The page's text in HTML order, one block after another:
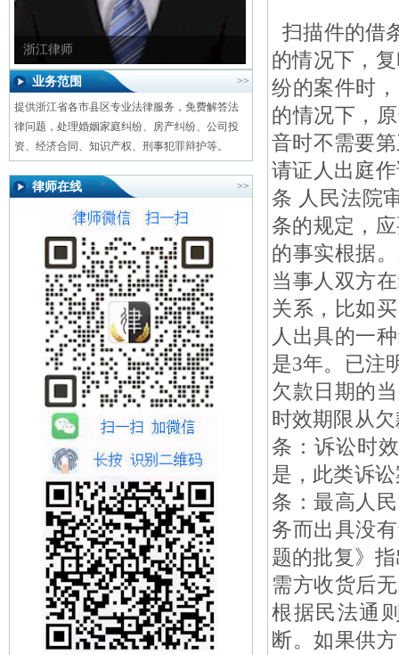
浙江律师
业务范围 >>
提供浙江省各市县区专业法律服务，免费解答法
律问题，处理婚姻家庭纠纷、房产纠纷、公司投
资、经济合同、知识产权、刑事犯罪辩护等。
律师在线 >>
扫描件的借
的情况下，
纷的案件时
的情况下，
音时不需要
请证人出庭
条 人民法院
条的规定，
的事实根据
当事人双方
关系，比如
人出具的一
是3年。已注
欠款日期的
时效期限从
条：诉讼时
是，此类诉
条：最高人
务而出具没
题的批复》
需方收货后
根据民法通
断。如果供